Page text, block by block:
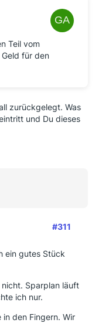
Teil vom
für den
zurückgelegt. Was
und Du dieses
#311
ein gutes Stück
Sparplan läuft
ich nur.
den Fingern. Wir